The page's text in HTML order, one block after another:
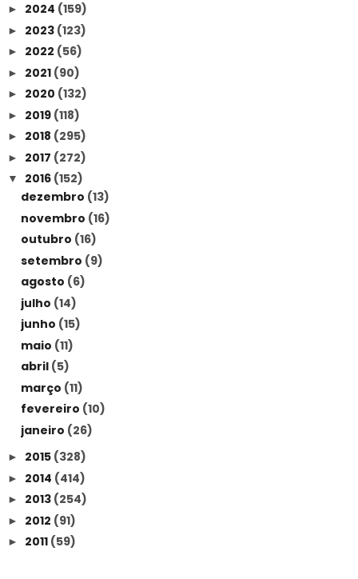
► 2024 (159)
► 2023 (123)
► 2022 (56)
► 2021 (90)
► 2020 (132)
► 2019 (118)
► 2018 (295)
► 2017 (272)
▼ 2016 (152)
dezembro (13)
novembro (16)
outubro (16)
setembro (9)
agosto (6)
julho (14)
junho (15)
maio (11)
abril (5)
março (11)
fevereiro (10)
janeiro (26)
► 2015 (328)
► 2014 (414)
► 2013 (254)
► 2012 (91)
► 2011 (59)